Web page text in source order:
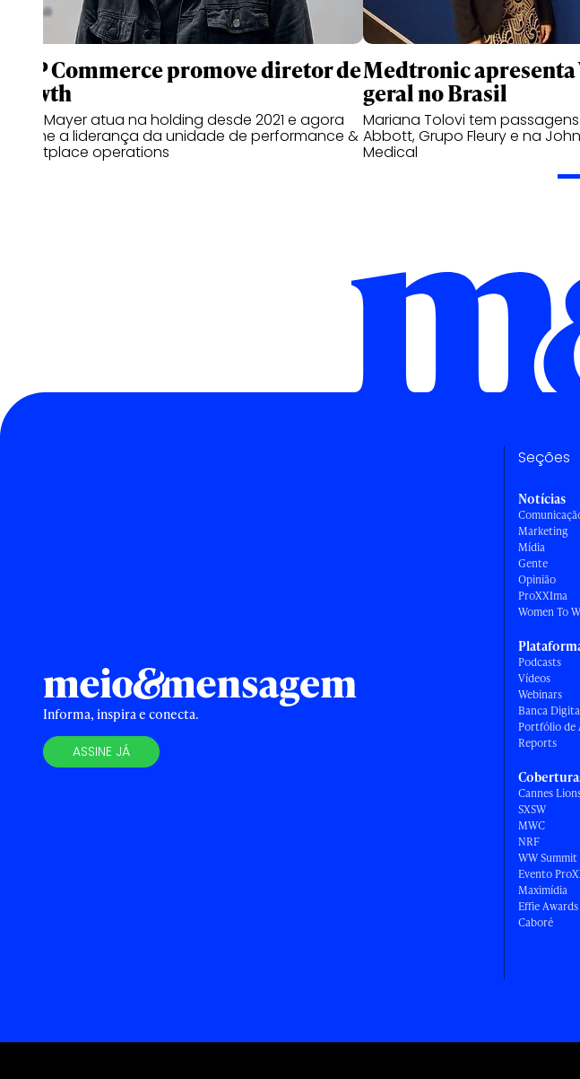
WPP Commerce promove diretor de
growth
Bruno Mayer atua na holding desde 2021 e agora
assume a liderança da unidade de performance &
marketplace operations
Medtronic apresenta
geral no Brasil
Mariana Tolovi tem
Abbott, Grupo Fleury e na
Medical
Informa, inspira e conecta.
ASSINE JÁ
Seções
Notícias
Marketing
Mídia
Gente
Opinião
ProXXIma
Women To
Podcasts
Vídeos
Webinars
Banca
Portfólio de
Reports
Cannes
SXSW
MWC
NRF
WW Summit
Evento
Maximídia
Effie Awards
Caboré